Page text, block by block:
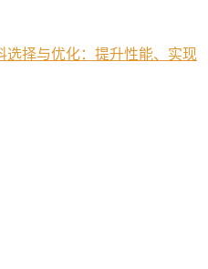
选择与优化：提升性能、实现